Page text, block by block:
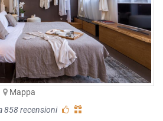
Mappa
858 recensioni